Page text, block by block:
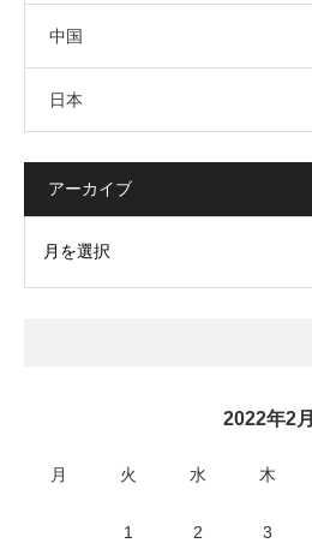
中国
日本
アーカイブ
2022年2月
月 火 水 木
1 2 3